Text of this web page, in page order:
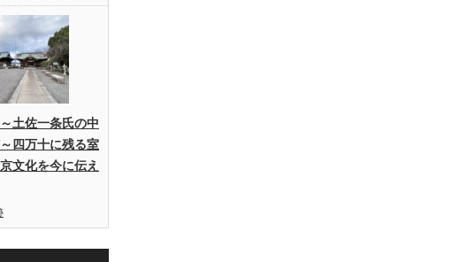
土佐一条氏の中
四万十に残る室
文化を今に伝え